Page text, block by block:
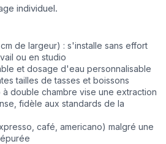
individuel.
de largeur) : s'installe sans effort
ou en studio
et dosage d'eau personnalisable
tailles de tasses et boissons
à double chambre vise une extraction
fidèle aux standards de la
café, americano) malgré une